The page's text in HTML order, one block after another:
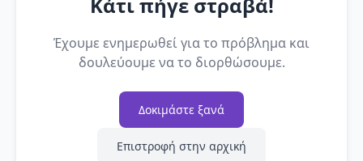
Έχουμε ενημερωθεί για το πρόβλημα και
δουλεύουμε να το διορθώσουμε.
Δοκιμάστε ξανά
Επιστροφή στην αρχική